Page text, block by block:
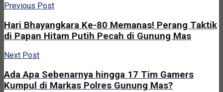
Previous Post
Hari Bhayangkara Ke-80 Memanas! Perang Taktik
di Papan Hitam Putih Pecah di Gunung Mas
Next Post
Ada Apa Sebenarnya hingga 17 Tim Gamers
Kumpul di Markas Polres Gunung Mas?